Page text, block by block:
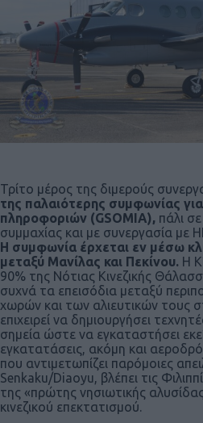
Τρίτο μέρος της διμερούς
της παλαιότερης συμφωνίας
πληροφοριών (GSOMIA), πάλι
συμμαχίας και με συνεργασία με
Η συμφωνία έρχεται εν μέσω
μεταξύ Μανίλας και Πεκίνου. Η
90% της Νότιας Κινεζικής
συχνά τα επεισόδια μεταξύ
χωρών και των αλιευτικών τους
επιχειρεί να δημιουργήσει
σημεία ώστε να εγκαταστήσει
εγκατατάσεις, ακόμη και
που αντιμετωπίζει παρόμοιες
Senkaku/Diaoyu, βλέπει τις
της «πρώτης νησιωτικής
κινεζικού επεκτατισμού.